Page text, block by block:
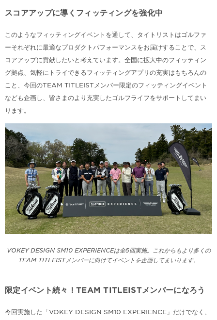
スコアアップに導くフィッティングを強化中
このようなフィッティングイベントを通して、タイトリストはゴルファ
ーそれぞれに最適なプロダクトパフォーマンスをお届けすることで、ス
コアアップに貢献したいと考えています。全国に拡大中のフィッティン
グ拠点、気軽にトライできるフィッティングアプリの充実はもちろんの
こと、今回のTEAM TITLEISTメンバー限定のフィッティングイベント
なども企画し、皆さまのより充実したゴルフライフをサポートしてまい
ります。
VOKEY DESIGN SM10 EXPERIENCEは全5回実施。これからもより多くの
TEAM TITLEISTメンバーに向けてイベントを企画してまいります。
限定イベント続々！TEAM TITLEISTメンバーになろう
今回実施した「VOKEY DESIGN SM10 EXPERIENCE」だけでなく、